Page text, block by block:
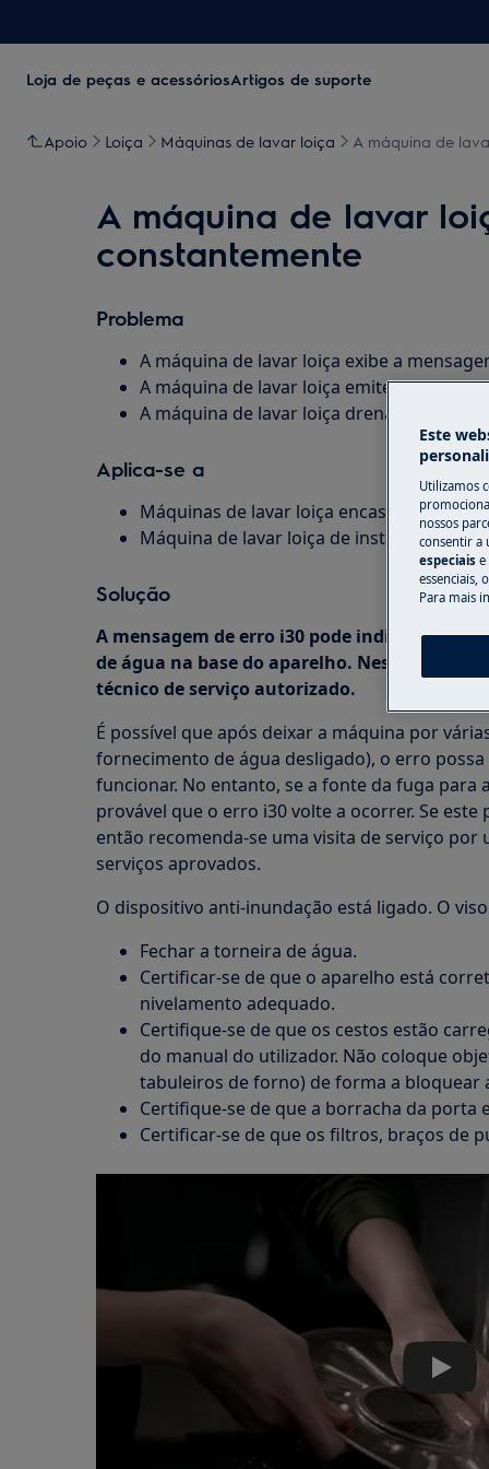
Loja de peças e acessóriosArtigos de suporte
Apoio Loiça Máquinas de lavar loiça A máquina de
A máquina de lavar
constantemente
Problema
A máquina de lavar loiça exibe a
A máquina de lavar loiça emite 3 bips ou o
A máquina de lavar loiça drena
Aplica-se a
Máquinas de lavar loiça encastráveis
Máquina de lavar loiça de instalação livre
Solução
A mensagem de erro i30 pode indicar uma
de água na base do aparelho. Neste caso, é
técnico de serviço autorizado.
É possível que após deixar a máquina por
fornecimento de água desligado), o erro
funcionar. No entanto, se a fonte da fuga para
provável que o erro i30 volte a ocorrer. Se
então recomenda-se uma visita de serviço
serviços aprovados.
O dispositivo anti-inundação está ligado. O
Fechar a torneira de água.
Certificar-se de que o aparelho está
nivelamento adequado.
Certifique-se de que os cestos estão
do manual do utilizador. Não coloque
tabuleiros de forno) de forma a bloquear
Certifique-se de que a borracha da porta
Certificar-se de que os filtros, braços de
Play
Este
Utilizamos
nossos
consentir a
especiais e
essenciais,
Para mais